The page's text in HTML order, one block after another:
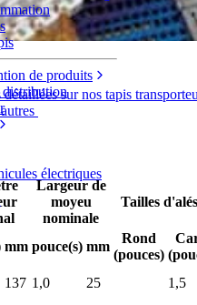
sur nos tapis
de produits
distribution
électriques
Clean™
Largeur de
moyeu
nominale
Tailles
mm pouce(s) mm
Rond
(pouces)
137 1,0 25
1,5